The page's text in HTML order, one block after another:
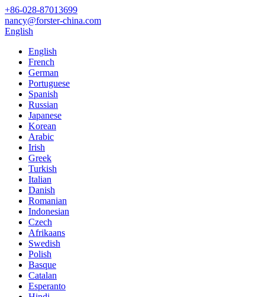
+86-028-87013699
nancy@forster-china.com
English
English
French
German
Portuguese
Spanish
Russian
Japanese
Korean
Arabic
Irish
Greek
Turkish
Italian
Danish
Romanian
Indonesian
Czech
Afrikaans
Swedish
Polish
Basque
Catalan
Esperanto